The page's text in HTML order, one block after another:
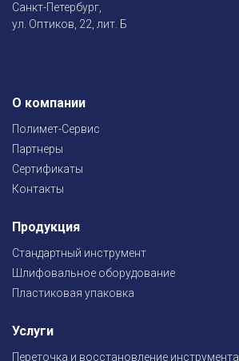
Санкт-Петербург,
ул. Оптиков, 22, лит. Б
О компании
Полимет-Сервис
Партнеры
Сертификаты
Контакты
Продукция
Стандартный инструмент
Шлифовальное оборудование
Пластиковая упаковка
Услуги
Переточка и восстановление инструмента